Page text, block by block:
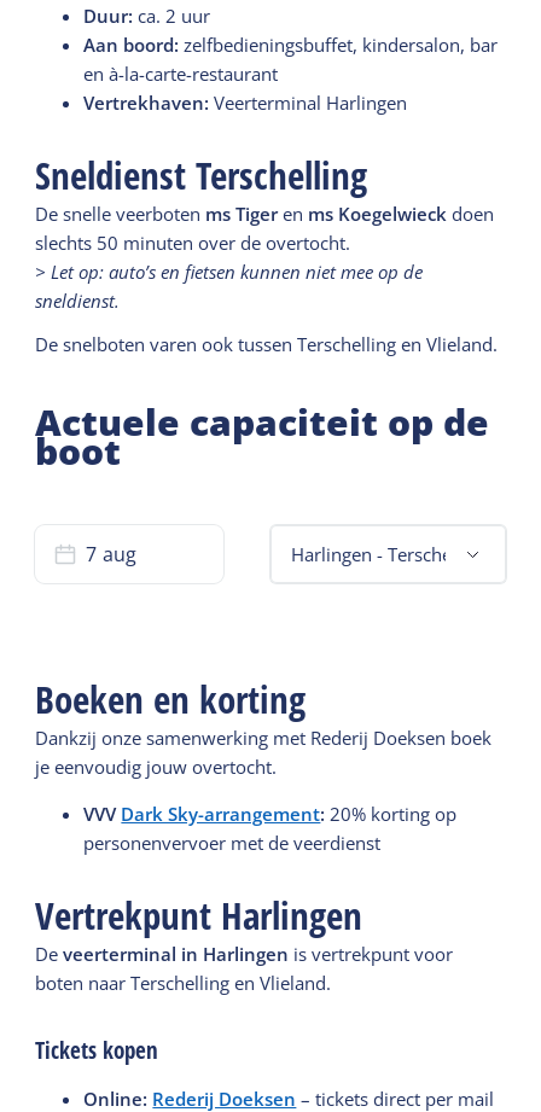
Duur: ca. 2 uur
Aan boord: zelfbedieningsbuffet, kindersalon, bar
en à-la-carte-restaurant
Vertrekhaven: Veerterminal Harlingen
Sneldienst Terschelling
De snelle veerboten ms Tigeren ms Koegelwieck doen
slechts 50 minuten over de overtocht.
> Let op: auto’s en fietsen kunnen niet mee op de
sneldienst.
De snelboten varen ook tussen Terschelling en Vlieland.
Actuele capaciteit op de
boot
Harlingen - Terschelling
Boeken en korting
Dankzij onze samenwerking met Rederij Doeksen boek
je eenvoudig jouw overtocht.
VVV Dark Sky-arrangement: 20% korting op
personenvervoer met de veerdienst
Vertrekpunt Harlingen
Deveerterminal in Harlingen is vertrekpunt voor
boten naar Terschelling en Vlieland.
Tickets kopen
Online: Rederij Doeksen – tickets direct per mail